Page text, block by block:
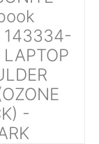
143334-
-